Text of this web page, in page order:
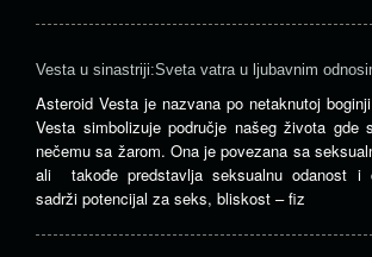
Vesta u sinastriji:Sveta vatra u ljubavnim
Asteroid Vesta je nazvana po netaknutoj
Vesta simbolizuje područje našeg života gde
nečemu sa žarom. Ona je povezana sa
ali takođe predstavlja seksualnu odanost i
sadrži potencijal za seks, bliskost – fiz